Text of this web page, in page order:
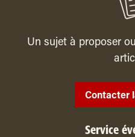
Un sujet à proposer
Contacter
Service